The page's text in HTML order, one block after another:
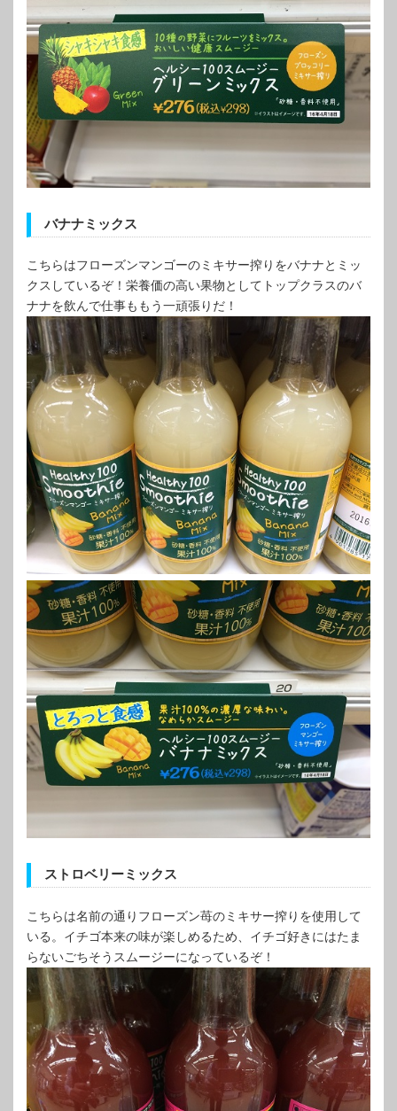
バナナミックス
こちらはフローズンマンゴーのミキサー搾りをバナナとミッ
クスしているぞ！栄養価の高い果物としてトップクラスのバ
ナナを飲んで仕事ももう一頑張りだ！
ストロベリーミックス
こちらは名前の通りフローズン苺のミキサー搾りを使用して
いる。イチゴ本来の味が楽しめるため、イチゴ好きにはたま
らないごちそうスムージーになっているぞ！